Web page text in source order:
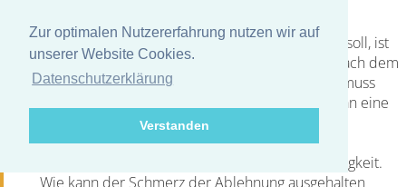
Zur optimalen Nutzererfahrung nutzen wir auf
unserer Website Cookies.
Datenschutzerklärung
Verstanden
Da zu sein, obwohl man eigentlich nicht da sein soll, ist
auf Dauer nicht durchzuhalten. Das Bedürfnis nach dem
eigenen Leben, so sein zu können, wie man ist, muss
aufgegeben werden zugunsten der Anpassung an eine
ablehnende Umwelt. Statt Ich-Sein wird die
Unterordnung unter die Regeln einer feindselig
gleichgültigen Umwelt zur Überlebensnotwendigkeit.
Wie kann der Schmerz der Ablehnung ausgehalten